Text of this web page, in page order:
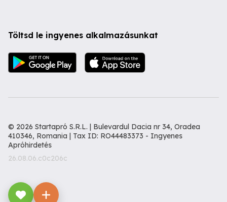
Töltsd le ingyenes alkalmazásunkat
© 2026 Startapró S.R.L. | Bulevardul Dacia nr 34, Oradea
410346, Romania | Tax ID: RO44483373 - Ingyenes
Apróhirdetés
26.08.06.c0c206c